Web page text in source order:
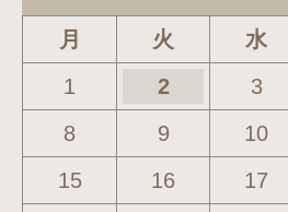
月 火 水
1 2 3
8
9 10
15
16 17